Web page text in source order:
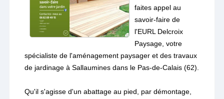
faites appel au
savoir-faire de
l'EURL Delcroix
Paysage, votre
spécialiste de l'aménagement paysager et des travaux
de jardinage à Sallaumines dans le Pas-de-Calais (62).
Qu'il s'agisse d'un abattage au pied, par démontage,